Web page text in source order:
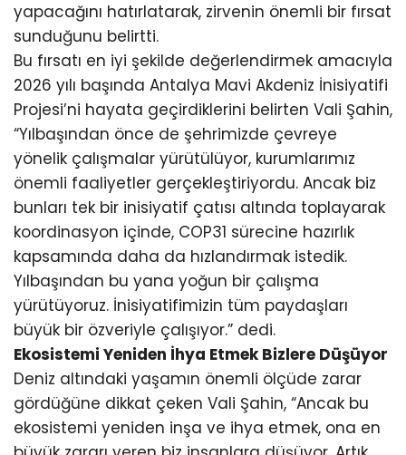
yapacağını hatırlatarak, zirvenin önemli bir fırsat
sunduğunu belirtti.
Bu fırsatı en iyi şekilde değerlendirmek amacıyla
2026 yılı başında Antalya Mavi Akdeniz İnisiyatifi
Projesi’ni hayata geçirdiklerini belirten Vali Şahin,
“Yılbaşından önce de şehrimizde çevreye
yönelik çalışmalar yürütülüyor, kurumlarımız
önemli faaliyetler gerçekleştiriyordu. Ancak biz
bunları tek bir inisiyatif çatısı altında toplayarak
koordinasyon içinde, COP31 sürecine hazırlık
kapsamında daha da hızlandırmak istedik.
Yılbaşından bu yana yoğun bir çalışma
yürütüyoruz. İnisiyatifimizin tüm paydaşları
büyük bir özveriyle çalışıyor.” dedi.
Ekosistemi Yeniden İhya Etmek Bizlere Düşüyor
Deniz altındaki yaşamın önemli ölçüde zarar
gördüğüne dikkat çeken Vali Şahin, “Ancak bu
ekosistemi yeniden inşa ve ihya etmek, ona en